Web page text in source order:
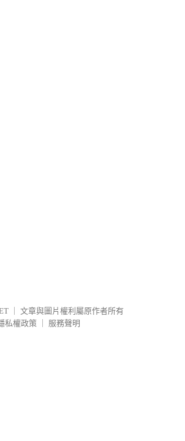
文章與圖片權利屬原作者所有
私權政策
服務聲明